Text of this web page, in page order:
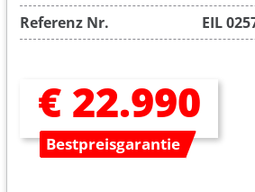
Referenz Nr.
EIL
€ 22.990
Bestpreisgarantie